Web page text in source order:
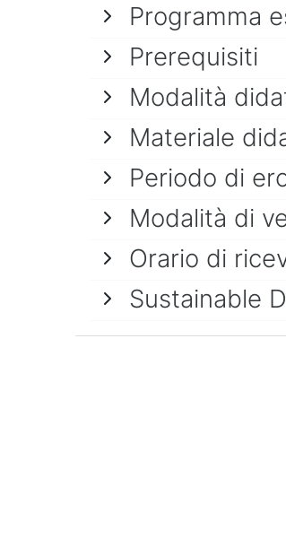
Programma
Prerequisiti
Modalità
Materiale
Periodo di
Modalità di
Orario di
Sustainable